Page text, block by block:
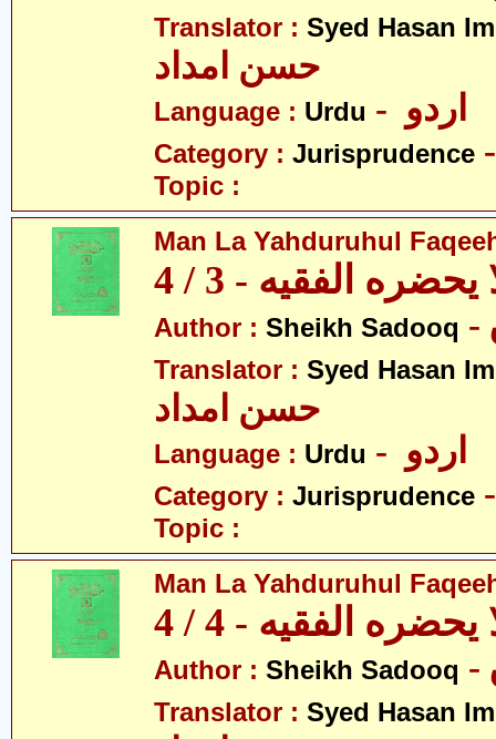
Translator : Syed Hasan
Language : Urdu
Category : Jurisprudence
Topic :
Man La Yahduruhul
الفقيه - 3 / 4
Author : Sheikh Sadooq
Translator : Syed Hasan
Language : Urdu
Category : Jurisprudence
Topic :
Man La Yahduruhul
الفقيه - 4 / 4
Author : Sheikh Sadooq
Translator : Syed Hasan